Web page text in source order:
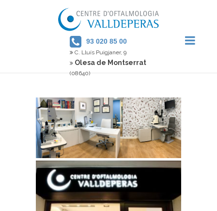
93 020 85 00
C. Lluís Puigjaner, 9
Olesa de Montserrat
(08640)